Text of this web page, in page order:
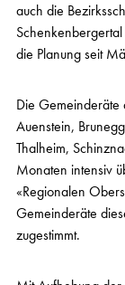
auch die
die Planung seit
Die
Auenstein,
Thalheim,
Monaten intensiv
«Regionalen
Gemeinderäte
zugestimmt.